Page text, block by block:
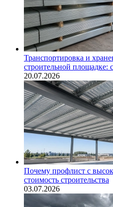
Транспортировка и
строительной площадке:
20.07.2026
Почему профлист с
стоимость строительства
03.07.2026